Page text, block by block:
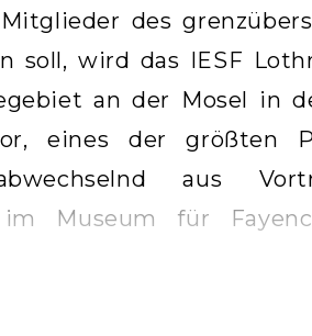
des
soll, wird das IESF
an der Mosel in
eines der größten
aus
Museum für